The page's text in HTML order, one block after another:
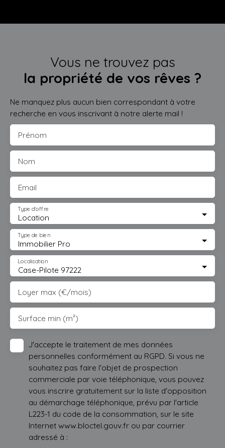
Vous ne trouvez pas
la propriété de vos rêves ?
Ne manquez plus aucun bien correspondant à votre
recherche en vous inscrivant à notre alerte mail !
Prénom
Nom
Email
Location
Type d'offre
Immobilier Pro
Type de bien
Case-Pilote 97222
Localisation
Loyer max (€/mois)
Surface min (m²)
J'accepte le traitement de mes données
personnelles conformément au RGPD. Si vous ne
souhaitez pas faire l'objet de prospection
commerciale par voie téléphonique, vous pouvez
vous inscrire gratuitement sur la liste d'opposition
au démarchage téléphonique, prévu par l'article
L223-1 du code de la consommation, sur le site
Internet www.bloctel.gouv.fr ou par courrier
adressé à :